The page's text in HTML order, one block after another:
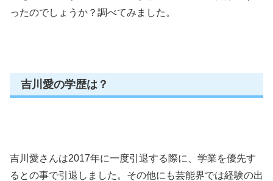
ったのでしょうか？調べてみました。
吉川愛の学歴は？
吉川愛さんは2017年に一度引退する際に、学業を優先す
るとの事で引退しました。その他にも芸能界では経験の出